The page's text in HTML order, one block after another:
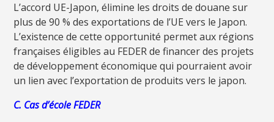
L’accord UE-Japon, élimine les droits de douane sur
plus de 90 % des exportations de l’UE vers le Japon.
L’existence de cette opportunité permet aux régions
françaises éligibles au FEDER de financer des projets
de développement économique qui pourraient avoir
un lien avec l’exportation de produits vers le japon.
C. Cas d’école FEDER